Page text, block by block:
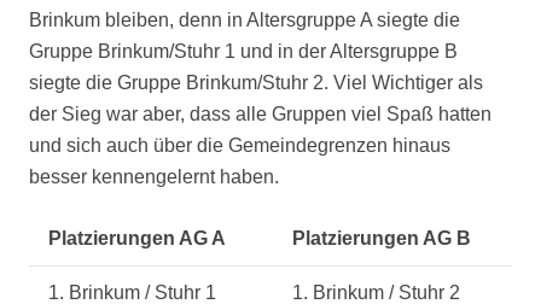
Brinkum bleiben, denn in Altersgruppe A siegte die
Gruppe Brinkum/Stuhr 1 und in der Altersgruppe B
siegte die Gruppe Brinkum/Stuhr 2. Viel Wichtiger als
der Sieg war aber, dass alle Gruppen viel Spaß hatten
und sich auch über die Gemeindegrenzen hinaus
besser kennengelernt haben.
Platzierungen AG A Platzierungen AG B
1. Brinkum / Stuhr 1 1. Brinkum / Stuhr 2